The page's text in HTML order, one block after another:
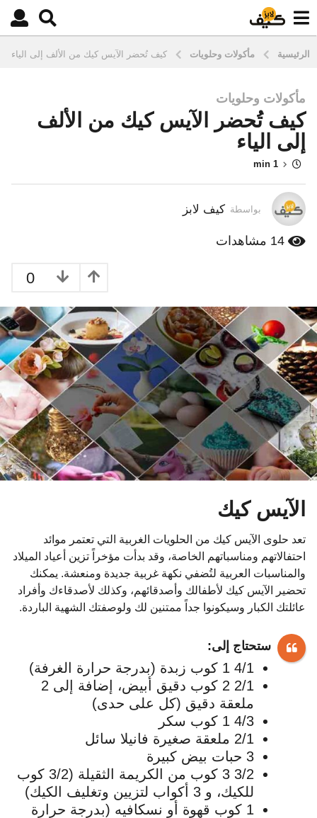
الرئيسية مأكولات وحلويات كيف تُحضر الآيس كيك من الألف إلى الياء
1
0
س
ن
و
ت
م
ن
و
ا
ت
م
ن
ذ
مأكولات وحلويات
كيف تُحضر الآيس كيك من الألف
إلى الياء
1 min
بواسطة كيف لابز
14 مشاهدات
0
الآيس كيك
تعد حلوى الآيس كيك من الحلويات الغربية التي تعتمر موائد
احتفالاتهم ومناسباتهم الخاصة، وقد بدأت مؤخراً تزين أعياد الميلاد
والمناسبات العربية لتُضفي نكهة غربية جديدة ومنعشة. يمكنك
تحضير الآيس كيك لأطفالك وأصدقائهم، وكذلك لأصدقاءك وأفراد
عائلتك الكبار وسيكونوا جداً ممتنين لك ولوصفتك الشهية الباردة.
ستحتاج إلى:
4/1 1 كوب زبدة (بدرجة حرارة الغرفة)
2/1 2 كوب دقيق أبيض، إضافة إلى 2
ملعقة دقيق (كل على حدى)
4/3 1 كوب سكر
2/1 ملعقة صغيرة فانيلا سائل
3 حبات بيض كبيرة
3/2 3 كوب من الكريمة الثقيلة (3/2 كوب
للكيك، و 3 أكواب لتزيين وتغليف الكيك)
1 كوب قهوة أو نسكافيه (بدرجة حرارة